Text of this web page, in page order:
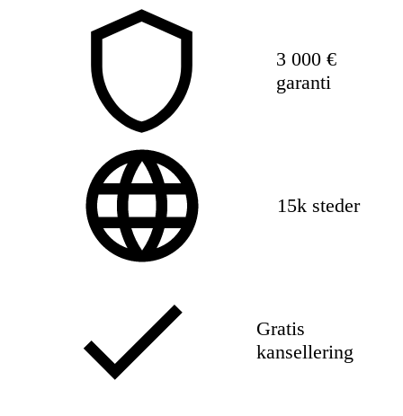
3 000 €
garanti
15k steder
Gratis
kansellering